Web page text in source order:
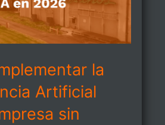
la
Artificial
sin